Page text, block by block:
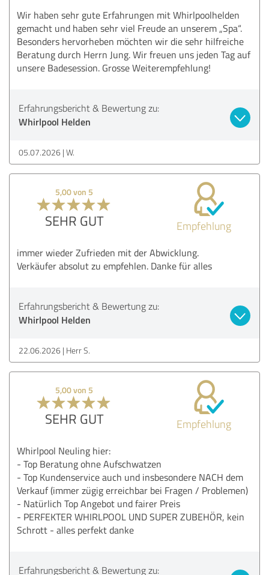
Wir haben sehr gute Erfahrungen mit Whirlpoolhelden
gemacht und haben sehr viel Freude an unserem „Spa“.
Besonders hervorheben möchten wir die sehr hilfreiche
Beratung durch Herrn Jung. Wir freuen uns jeden Tag auf
unsere Badesession. Grosse Weiterempfehlung!
Erfahrungsbericht & Bewertung zu:
Whirlpool Helden
05.07.2026 W.
5,00 von 5
SEHR GUT Empfehlung
immer wieder Zufrieden mit der Abwicklung.
Verkäufer absolut zu empfehlen. Danke für alles
Erfahrungsbericht & Bewertung zu:
Whirlpool Helden
22.06.2026 Herr S.
5,00 von 5
SEHR GUT Empfehlung
Whirlpool Neuling hier:
- Top Beratung ohne Aufschwatzen
- Top Kundenservice auch und insbesondere NACH dem
Verkauf (immer zügig erreichbar bei Fragen / Problemen)
- Natürlich Top Angebot und fairer Preis
- PERFEKTER WHIRLPOOL UND SUPER ZUBEHÖR, kein
Schrott - alles perfekt danke
Erfahrungsbericht & Bewertung zu: